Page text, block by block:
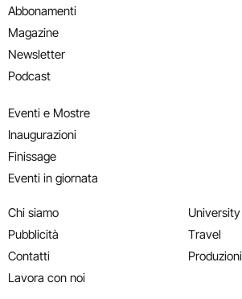
Abbonamenti
Magazine
Newsletter
Podcast
Eventi e Mostre
Inaugurazioni
Finissage
Eventi in giornata
Chi siamo
Pubblicità
Contatti
Lavora con noi
University
Travel
Produzioni